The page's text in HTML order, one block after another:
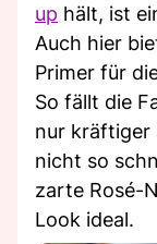
up hält, ist
Auch hier
Primer für
So fällt die
nur kräftiger
nicht so
zarte Rosé-
Look ideal.